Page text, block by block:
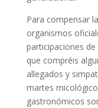
Para compensar
organismos
participaciones
que compréis
allegados y
martes
gastronómicos